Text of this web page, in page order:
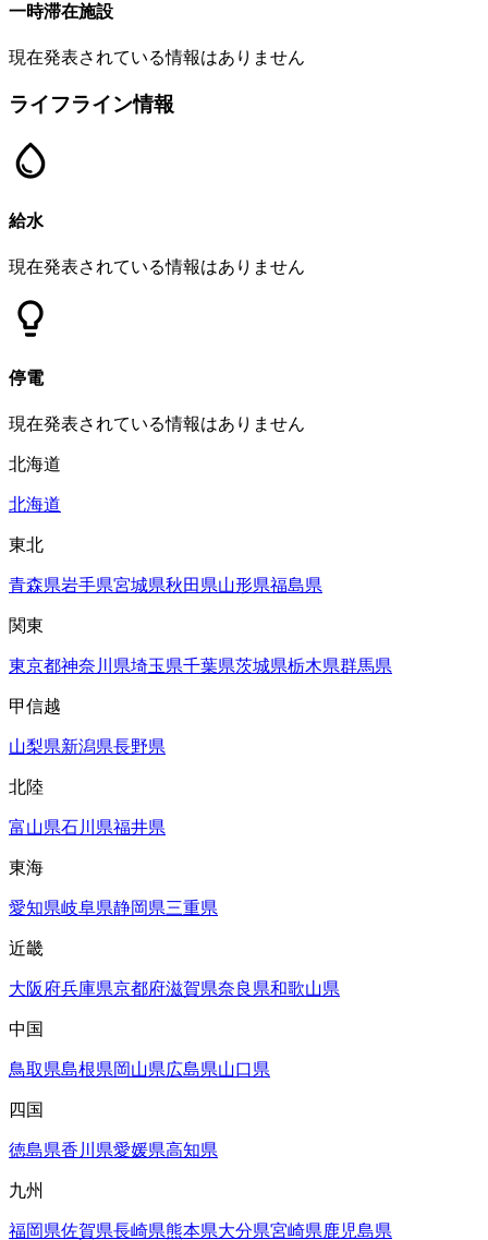
一時滞在施設
現在発表されている情報はありません
ライフライン情報
給水
現在発表されている情報はありません
停電
現在発表されている情報はありません
北海道
北海道
東北
青森県岩手県宮城県秋田県山形県福島県
関東
東京都神奈川県埼玉県千葉県茨城県栃木県群馬県
甲信越
山梨県新潟県長野県
北陸
富山県石川県福井県
東海
愛知県岐阜県静岡県三重県
近畿
大阪府兵庫県京都府滋賀県奈良県和歌山県
中国
鳥取県島根県岡山県広島県山口県
四国
徳島県香川県愛媛県高知県
九州
福岡県佐賀県長崎県熊本県大分県宮崎県鹿児島県